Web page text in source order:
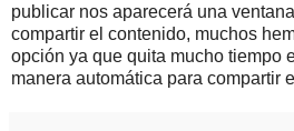
publicar nos aparecerá una
compartir el contenido, muchos
opción ya que quita mucho tiempo
manera automática para compartir